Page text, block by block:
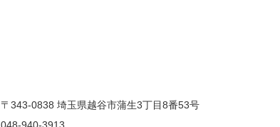
〒343-0838 埼玉県越谷市蒲生3丁目8番53号